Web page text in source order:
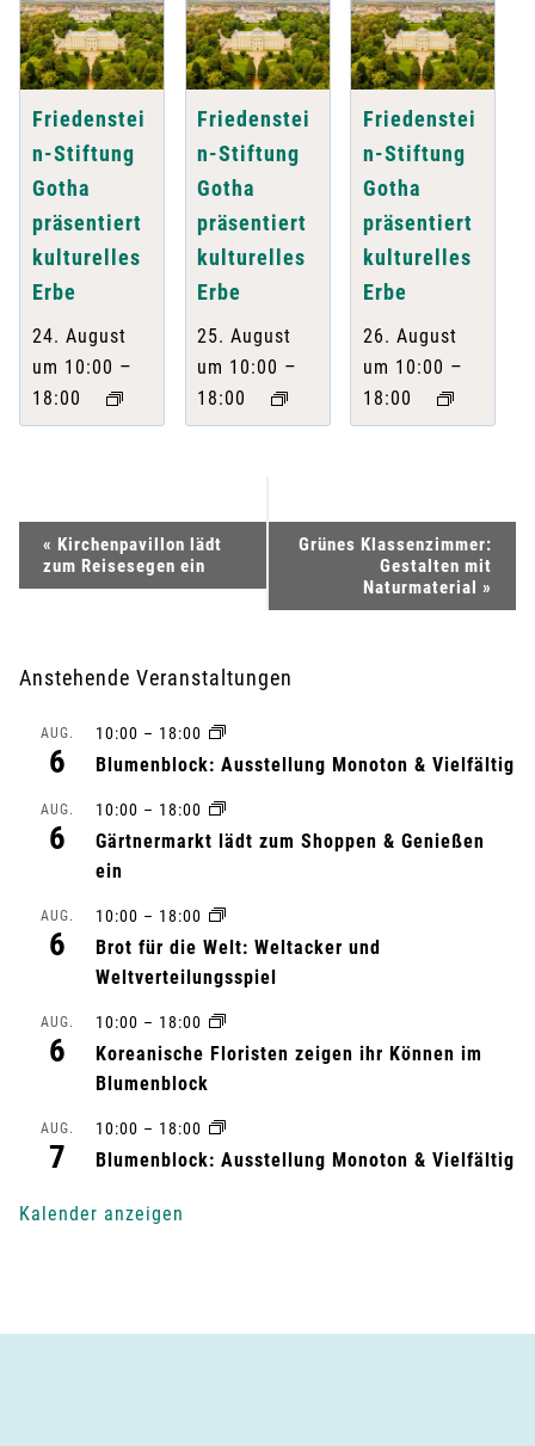
Friedenstei
n-Stiftung
Gotha
präsentiert
kulturelles
Erbe
24. August
um 10:00 –
18:00
Friedenstei
n-Stiftung
Gotha
präsentiert
kulturelles
Erbe
25. August
um 10:00 –
18:00
Friedenstei
n-Stiftung
Gotha
präsentiert
kulturelles
Erbe
26. August
um 10:00 –
18:00
e
a
-
« Kirchenpavillon lädt
zum Reisesegen ein
Grünes Klassenzimmer:
Gestalten mit
Naturmaterial »
Anstehende Veranstaltungen
AUG.
6
10:00 – 18:00
Blumenblock: Ausstellung Monoton & Vielfältig
AUG.
6
10:00 – 18:00
Gärtnermarkt lädt zum Shoppen & Genießen
ein
AUG.
6
10:00 – 18:00
Brot für die Welt: Weltacker und
Weltverteilungsspiel
AUG.
6
10:00 – 18:00
Koreanische Floristen zeigen ihr Können im
Blumenblock
AUG.
7
10:00 – 18:00
Blumenblock: Ausstellung Monoton & Vielfältig
Kalender anzeigen